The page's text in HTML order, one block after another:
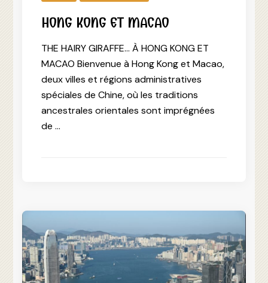
HONG KONG ET MACAO
THE HAIRY GIRAFFE… À HONG KONG ET
MACAO Bienvenue à Hong Kong et Macao,
deux villes et régions administratives
spéciales de Chine, où les traditions
ancestrales orientales sont imprégnées
de …